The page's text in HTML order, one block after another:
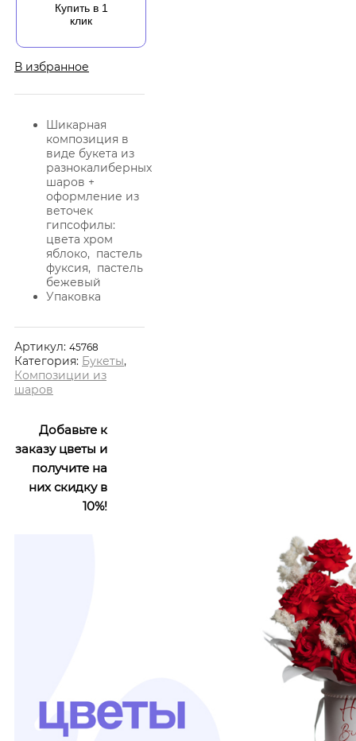
Купить в 1
клик
В избранное
Шикарная
композиция в
виде букета из
разнокалиберных
шаров +
оформление из
веточек
гипсофилы:
цвета хром
яблоко, пастель
фуксия, пастель
бежевый
Упаковка
Артикул: 45768
Категория: Букеты,
Композиции из
шаров
Добавьте к
заказу цветы и
получите на
них скидку в
10%!